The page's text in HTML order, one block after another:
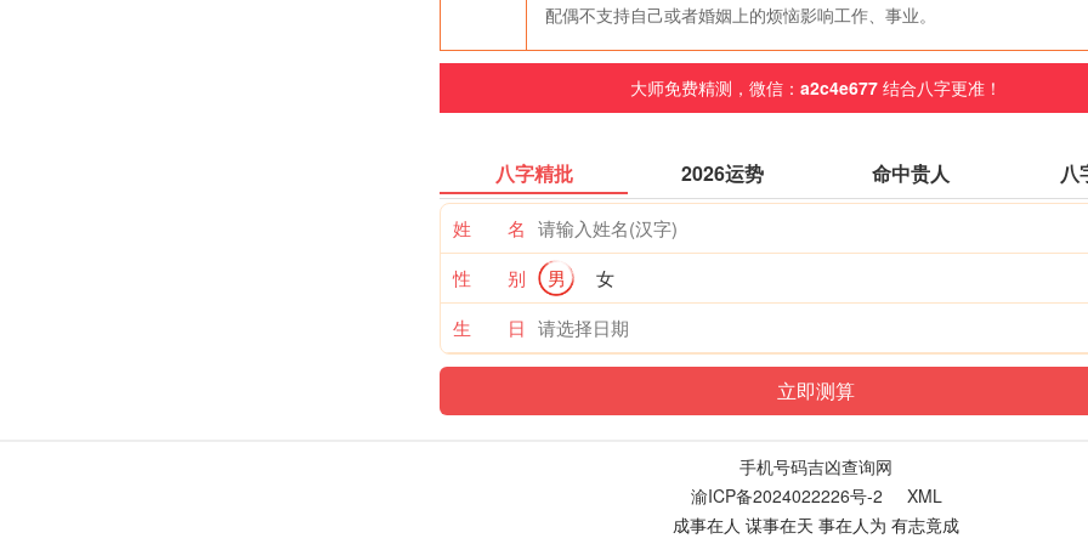
配偶不支持自己或者婚姻上的烦恼影响工作、事业。
大师免费精测，微信： a2c4e677 结合八字更准！
八字精批 2026运势 命中贵人 八
姓 名
性 别
男
女
生 日
手机号码吉凶查询网
渝ICP备2024022226号-2
XML
成事在人 谋事在天 事在人为 有志竟成